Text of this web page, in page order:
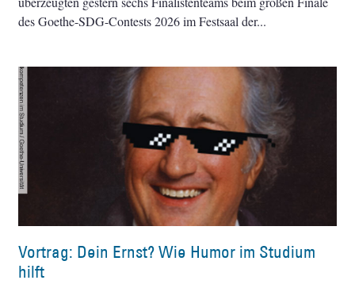
des Goethe-SDG-Contests 2026 im Festsaal der
Vortrag: Dein Ernst? Wie Humor im Studium
hilft